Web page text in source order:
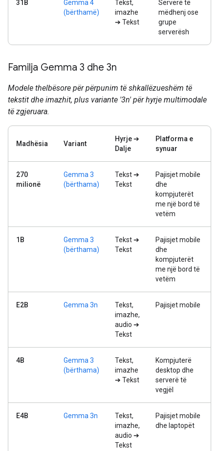
31B
Gemma 4
(bërthamë)
Tekst,
imazhe
➔ Tekst
Serverë të
mëdhenj ose
grupe
serverësh
Familja Gemma 3 dhe 3n
Modele thelbësore për përpunim të shkallëzueshëm të
tekstit dhe imazhit, plus variante '3n' për hyrje multimodale
të zgjeruara.
Madhësia Variant
Hyrje ➔
Dalje
Platforma e
synuar
270
milionë
Gemma 3
(bërthama)
Tekst ➔
Tekst
Pajisjet mobile
dhe
kompjuterët
me një bord të
vetëm
1B
Gemma 3
(bërthama)
Tekst ➔
Tekst
Pajisjet mobile
dhe
kompjuterët
me një bord të
vetëm
E2B Gemma 3n
Tekst,
imazhe,
audio ➔
Tekst
Pajisjet mobile
4B
Gemma 3
(bërthama)
Tekst,
imazhe
➔ Tekst
Kompjuterë
desktop dhe
serverë të
vegjël
E4B Gemma 3n
Tekst,
imazhe,
audio ➔
Tekst
Pajisjet mobile
dhe laptopët